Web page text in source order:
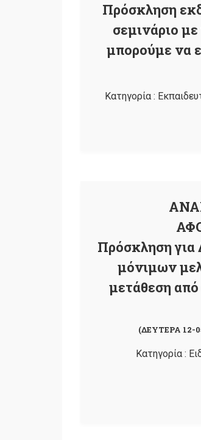
Πρόσκληση
σεμινάριο
μπορούμε να
Κατηγορία :
Πρόσκληση για
μόνιμων
μετάθεση
(ΔΕΥΤΕΡΑ 12-
Κατηγορία :